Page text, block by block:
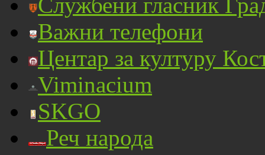
Важни телефони
Центар за културу
Viminacium
SKGO
Реч народа